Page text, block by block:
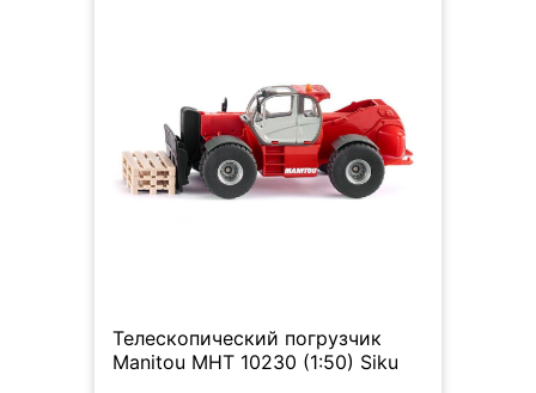
Телескопический погрузчик
Manitou MHT 10230 (1:50) Siku